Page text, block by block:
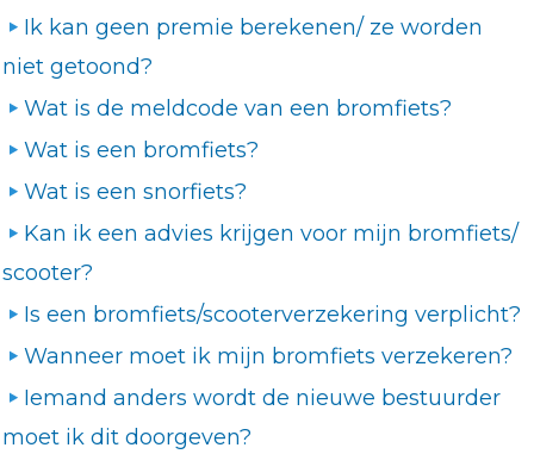
Ik kan geen premie berekenen/ ze worden
niet getoond?
Wat is de meldcode van een bromfiets?
Wat is een bromfiets?
Wat is een snorfiets?
Kan ik een advies krijgen voor mijn bromfiets/
scooter?
Is een bromfiets/scooterverzekering verplicht?
Wanneer moet ik mijn bromfiets verzekeren?
Iemand anders wordt de nieuwe bestuurder
moet ik dit doorgeven?